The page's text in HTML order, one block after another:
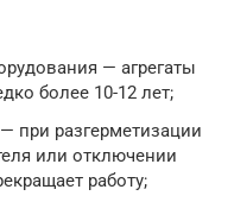
— агрегаты
более 10-12 лет;
при разгерметизации
или отключении
работу;